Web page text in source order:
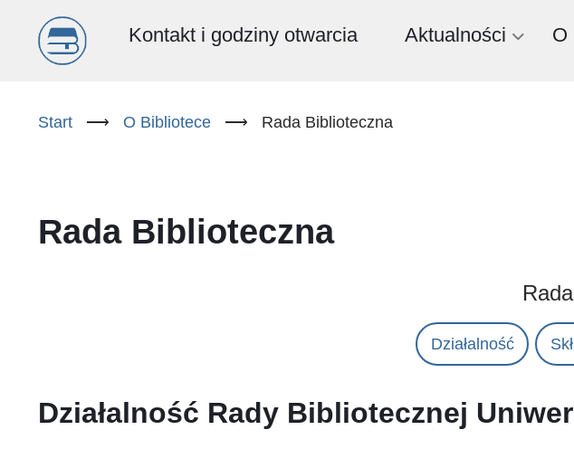
Menu
(PL)
Kontakt i godziny otwarcia Aktualności O
Start ⟶ O Bibliotece ⟶ Rada Biblioteczna
Rada Biblioteczna
Działalność
Działalność Rady Bibliotecznej